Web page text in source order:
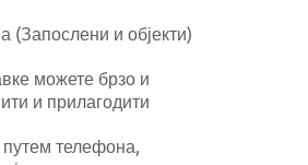
и објекти)
можете брзо и
и прилагодити
телефона,